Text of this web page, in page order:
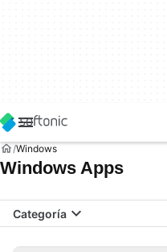
Windows
Windows Apps
Categoría